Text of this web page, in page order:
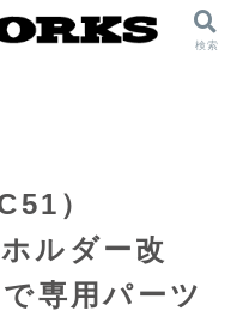
）
ルダー改
専用パーツ
検索